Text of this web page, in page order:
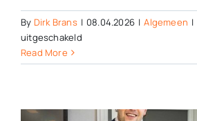
By Dirk Brans | 08.04.2026 | Algemeen |
uitgeschakeldvoor
VIBRATION
19
Read More